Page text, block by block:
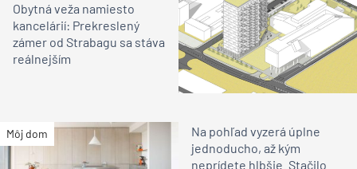
Obytná veža namiesto
kancelárií: Prekreslený
zámer od Strabagu sa stáva
reálnejším
Môj dom
Na pohľad vyzerá úplne
jednoducho, až kým
neprídete hlbšie. Stačilo